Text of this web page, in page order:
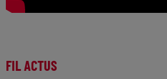
FIL ACTUS